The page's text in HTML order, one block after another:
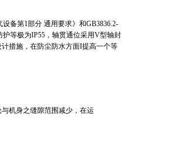
设备第1部分 通用要求》和GB3836.2-
护等极为IP55 ，轴贯通位采用V型轴封
措施，在防尘防水方面I提高一个等
机身之缝隙范围减少，在运